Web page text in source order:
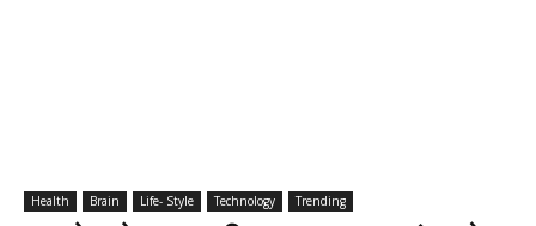
Health Brain Life- Style Technology Trending